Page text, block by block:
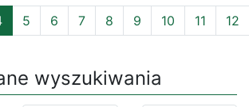
5 6 7 8 9 10 11 12
wyszukiwania